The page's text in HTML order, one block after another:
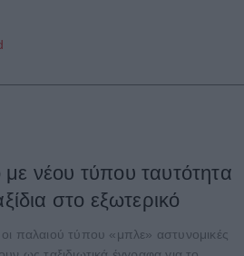
νέου τύπου ταυτότητα
στο εξωτερικό
παλαιού τύπου «μπλε» αστυνομικές